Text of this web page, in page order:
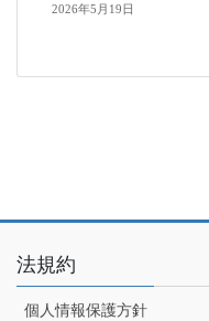
2026年5月19日
法規約
個人情報保護方針